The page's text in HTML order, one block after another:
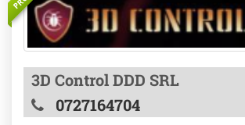
3D Control DDD SRL
0727164704